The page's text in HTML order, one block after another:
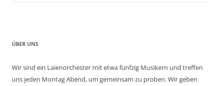
ÜBER UNS
Wir sind ein Laienorchester mit etwa fünfzig Musikern und treffen
uns jeden Montag Abend, um gemeinsam zu proben. Wir geben